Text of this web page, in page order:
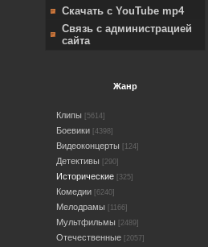
Скачать с YouTube mp4
Связь с администрацией
сайта
Жанр
Клипы [5614]
Боевики [4398]
Видеоконцерты [124]
Детективы [290]
Исторические [325]
Комедии [6240]
Мелодрамы [1166]
Мультфильмы [2489]
Отечественные [2057]